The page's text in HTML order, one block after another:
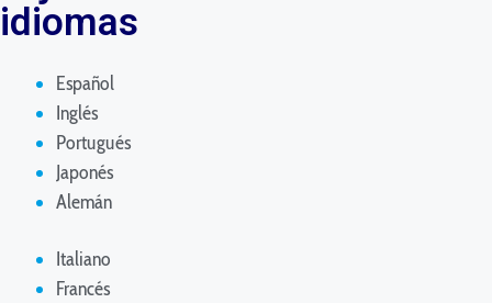
idiomas
Español
Inglés
Portugués
Japonés
Alemán
Italiano
Francés